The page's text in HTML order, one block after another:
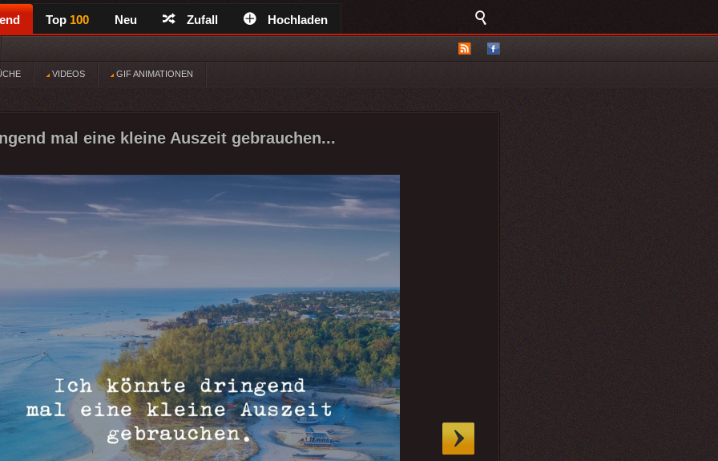
Top 100 Neu Zufall Hochladen
VIDEOS GIF ANIMATIONEN
mal eine kleine Auszeit gebrauchen...